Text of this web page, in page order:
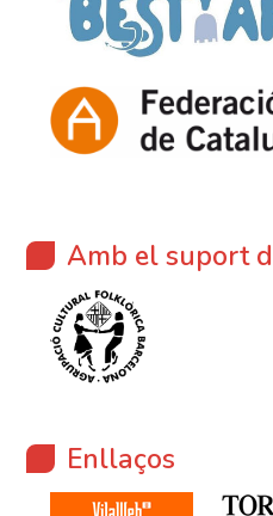
Amb el suport
Enllaços